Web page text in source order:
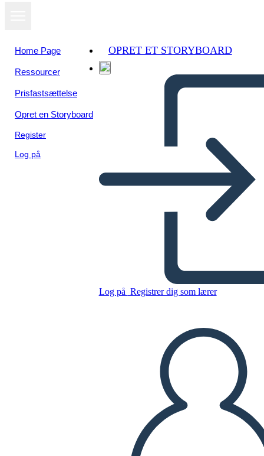
Home Page
Ressourcer
Prisfastsættelse
Opret en Storyboard
Register
Log på
OPRET ET STORYBOARD
Log på Registrer dig som lærer
AFSPIL DIASSHOW
LÆS FOR MIG